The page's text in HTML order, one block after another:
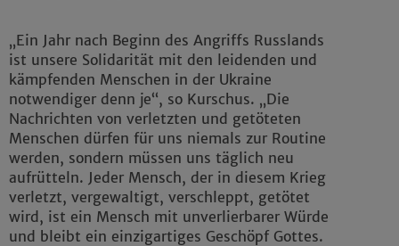
„Ein Jahr nach Beginn des Angriffs Russlands
ist unsere Solidarität mit den leidenden und
kämpfenden Menschen in der Ukraine
notwendiger denn je“, so Kurschus. „Die
Nachrichten von verletzten und getöteten
Menschen dürfen für uns niemals zur Routine
werden, sondern müssen uns täglich neu
aufrütteln. Jeder Mensch, der in diesem Krieg
verletzt, vergewaltigt, verschleppt, getötet
wird, ist ein Mensch mit unverlierbarer Würde
und bleibt ein einzigartiges Geschöpf Gottes.